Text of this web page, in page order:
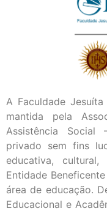
A Faculdade
mantida pela
Assistência
privado sem fins
educativa,
Entidade
área de educação.
Educacional e